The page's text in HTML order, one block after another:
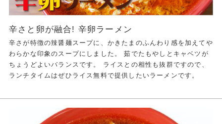
辛さと卵が融合! 辛卵ラーメン
辛さが特徴の辣醤麺スープに、かきたまのふんわり感を加えてや
わらかな印象のスープにしました。 茹でたもやしとキャベツが
ちょうどよいバランスです。 ライスとの相性も抜群ですので、
ランチタイムはぜひライス無料で提供したいラーメンです。